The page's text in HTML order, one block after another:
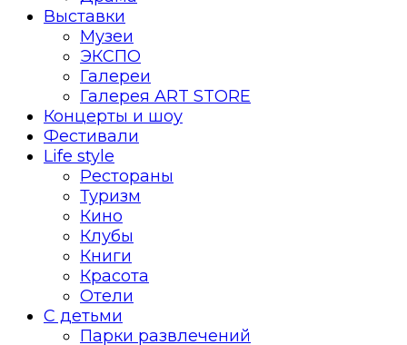
Выставки
Музеи
ЭКСПО
Галереи
Галерея ART STORE
Концерты и шоу
Фестивали
Life style
Рестораны
Туризм
Кино
Клубы
Книги
Красота
Отели
С детьми
Парки развлечений